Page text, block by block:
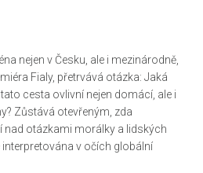
nejen v Česku, ale i mezinárodně,
Fialy, přetrvává otázka: Jaká
cesta ovlivní nejen domácí, ale i
Zůstává otevřeným, zda
nad otázkami morálky a lidských
interpretována v očích globální